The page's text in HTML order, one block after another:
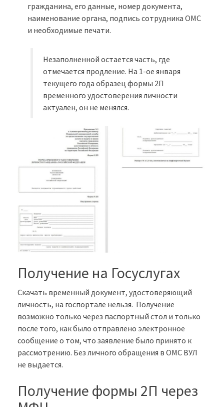
гражданина, его данные, номер документа,
наименование органа, подпись сотрудника ОМС
и необходимые печати.
Незаполненной остается часть, где
отмечается продление. На 1-ое января
текущего года образец формы 2П
временного удостоверения личности
актуален, он не менялся.
Получение на Госуслугах
Скачать временный документ, удостоверяющий
личность, на госпортале нельзя. Получение
возможно только через паспортный стол и только
после того, как было отправлено электронное
сообщение о том, что заявление было принято к
рассмотрению. Без личного обращения в ОМС ВУЛ
не выдается.
Получение формы 2П через